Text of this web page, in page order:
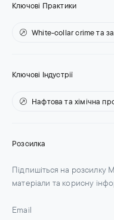
Ключові Практики
White-collar crime та
Ключові Індустрії
Нафтова та хімічна
Розсилка
Підпишіться на розсилку
матеріали та корисну